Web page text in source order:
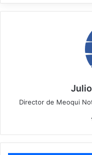
Director de Meoqui